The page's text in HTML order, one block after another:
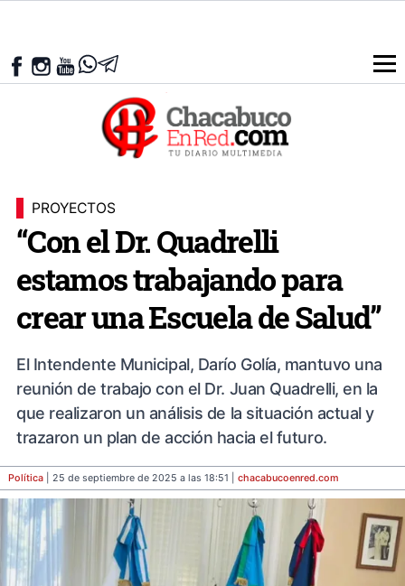
PROYECTOS
“Con el Dr. Quadrelli
estamos trabajando para
crear una Escuela de Salud”
El Intendente Municipal, Darío Golía, mantuvo una
reunión de trabajo con el Dr. Juan Quadrelli, en la
que realizaron un análisis de la situación actual y
trazaron un plan de acción hacia el futuro.
Política | 25 de septiembre de 2025 a las 18:51 | chacabucoenred.com